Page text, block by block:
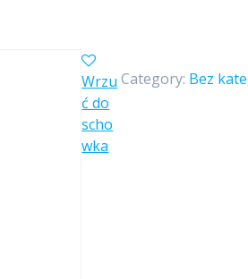
Category: Bez
Wrzu
ć do
scho
wka